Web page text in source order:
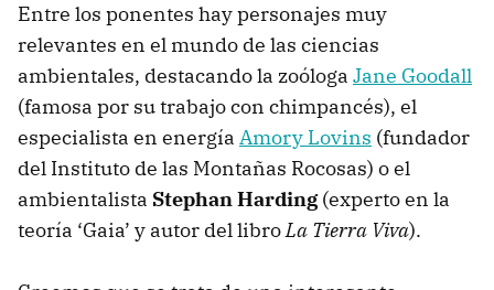
Entre los ponentes hay personajes muy
relevantes en el mundo de las ciencias
ambientales, destacando la zoóloga Jane Goodall
(famosa por su trabajo con chimpancés), el
especialista en energía Amory Lovins (fundador
del Instituto de las Montañas Rocosas) o el
ambientalista Stephan Harding(experto en la
teoría ‘Gaia’ y autor del libroLa Tierra Viva).